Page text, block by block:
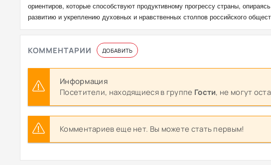
ориентиров, которые способствуют продуктивному прогрессу страны,
развитию и укреплению духовных и нравственных столпов российского
КОММЕНТАРИИ ДОБАВИТЬ
Информация
Посетители, находящиеся в группе Гости, не могут
Комментариев еще нет. Вы можете стать первым!